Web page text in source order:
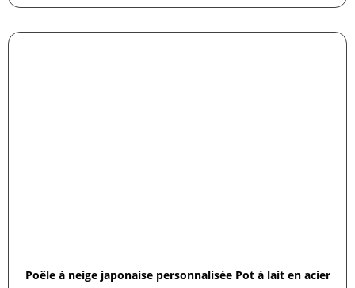
Poêle à neige japonaise personnalisée Pot à lait en acier